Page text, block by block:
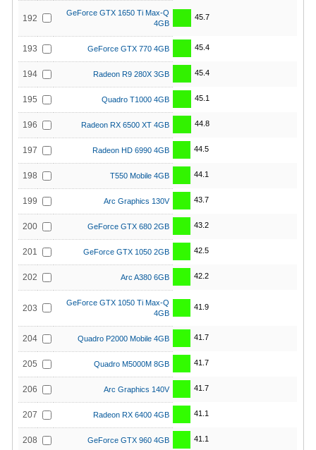
192
GeForce GTX 1650 Ti Max-Q
4GB
45.7
193 GeForce GTX 770 4GB 45.4
194 Radeon R9 280X 3GB 45.4
195 Quadro T1000 4GB 45.1
196 Radeon RX 6500 XT 4GB 44.8
197 Radeon HD 6990 4GB 44.5
198 T550 Mobile 4GB 44.1
199 Arc Graphics 130V 43.7
200 GeForce GTX 680 2GB 43.2
201 GeForce GTX 1050 2GB 42.5
202 Arc A380 6GB 42.2
203
GeForce GTX 1050 Ti Max-Q
4GB
41.9
204 Quadro P2000 Mobile 4GB 41.7
205 Quadro M5000M 8GB 41.7
206 Arc Graphics 140V 41.7
207 Radeon RX 6400 4GB 41.1
208 GeForce GTX 960 4GB 41.1